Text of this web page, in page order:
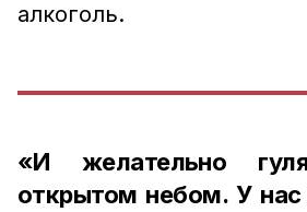
алкоголь.
«И желательно
открытом небом. У нас